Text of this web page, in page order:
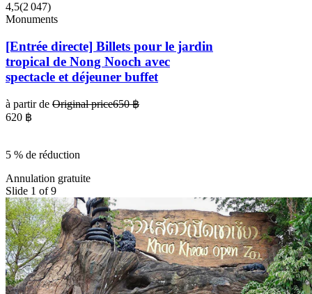
4,5(2 047)
Monuments
[Entrée directe] Billets pour le jardin
tropical de Nong Nooch avec
spectacle et déjeuner buffet
à partir de Original price650 ฿
620 ฿
5 % de réduction
Annulation gratuite
Slide 1 of 9